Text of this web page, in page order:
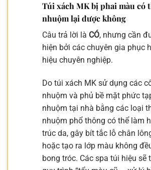
Túi xách MK bị phai màu có
nhuộm lại được không
Câu trả lời là CÓ, nhưng cần
hiện bởi các chuyên gia phục
hiệu chuyên nghiệp.
Do túi xách MK sử dụng các
nhuộm và phủ bề mặt phức
nhuộm tại nhà bằng các loại
nhuộm phổ thông có thể làm
trúc da, gây bít tắc lỗ chân
hoặc tạo ra lớp màu không
bong tróc. Các spa túi hiệu sẽ